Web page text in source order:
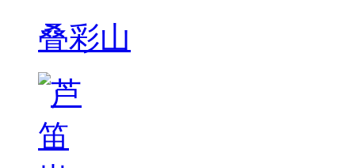
叠彩山